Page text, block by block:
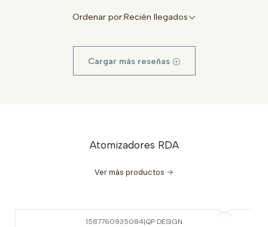
Ordenar por:Recién llegados
Cargar más reseñas
Atomizadores RDA
Ver más productos
1587760935084|QP DESIGN